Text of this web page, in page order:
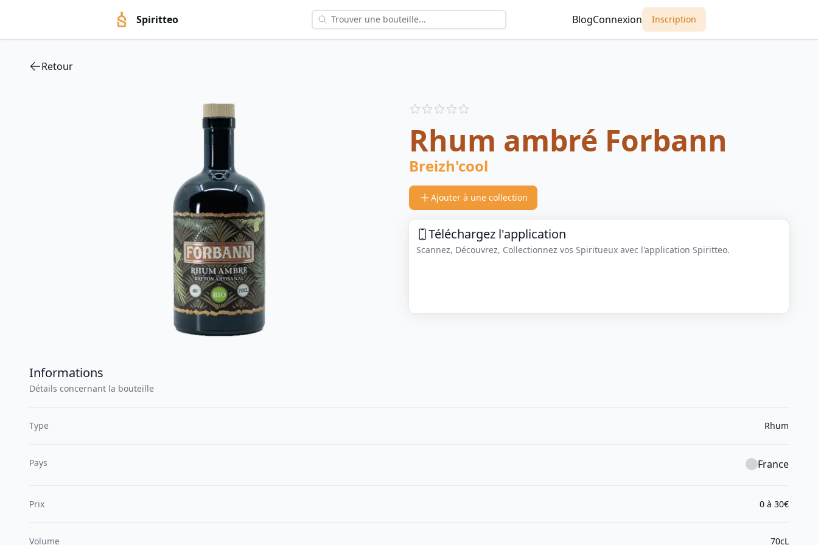
Spiritteo BlogConnexion Inscription
Retour
Reviews
Rhum ambré Forbann
Breizh'cool
Ajouter à une collection
Téléchargez l'application
Scannez, Découvrez, Collectionnez vos Spiritueux avec l'application Spiritteo.
Informations
Détails concernant la bouteille
Type Rhum
Pays France
Prix 0 à 30€
Volume 70cL